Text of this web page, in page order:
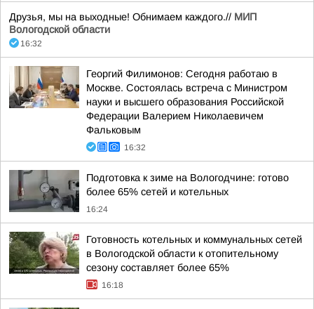
Друзья, мы на выходные! Обнимаем каждого.// МИП
Вологодской области
16:32
Георгий Филимонов: Сегодня работаю в
Москве. Состоялась встреча с Министром
науки и высшего образования Российской
Федерации Валерием Николаевичем
Фальковым
16:32
Подготовка к зиме на Вологодчине: готово
более 65% сетей и котельных
16:24
Готовность котельных и коммунальных сетей
в Вологодской области к отопительному
сезону составляет более 65%
16:18